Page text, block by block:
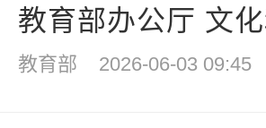
教育部办公厅 文
教育部 2026-06-03 09:45